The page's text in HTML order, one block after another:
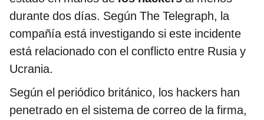
durante dos días. Según The Telegraph, la
compañía está investigando si este incidente
está relacionado con el conflicto entre Rusia y
Ucrania.
Según el periódico británico, los hackers han
penetrado en el sistema de correo de la firma,